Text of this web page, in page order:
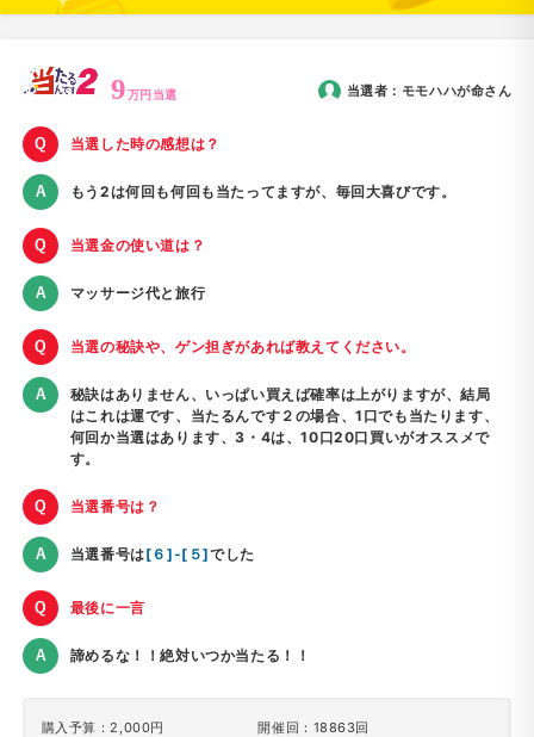
9万円当選 当選者： モモハハが命さん
当選した時の感想は？
もう2は何回も何回も当たってますが、毎回大喜びです。
当選金の使い道は？
マッサージ代と旅行
当選の秘訣や、ゲン担ぎがあれば教えてください。
秘訣はありません、いっぱい買えば確率は上がりますが、結局
はこれは運です、当たるんです２の場合、1口でも当たります、
何回か当選はあります、3・4は、10口20口買いがオススメで
す。
当選番号は？
当選番号は[６]-[５]でした
最後に一言
諦めるな！！絶対いつか当たる！！
購入予算：2,000円
開催回：18863回